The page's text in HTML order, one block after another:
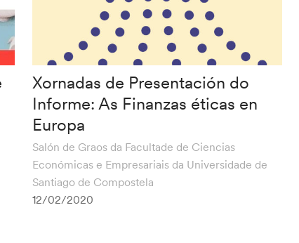
Xornadas de Presentación do
Informe: As Finanzas éticas en
Europa
Salón de Graos da Facultade de Ciencias
Económicas e Empresariais da Universidade de
Santiago de Compostela
12/02/2020